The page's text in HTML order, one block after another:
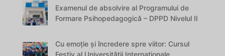
Examenul de absolvire al Programului de
Formare Psihopedagogică – DPPD Nivelul II
Cu emoție și încredere spre viitor: Cursul